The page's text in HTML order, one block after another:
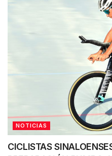
NOTICIAS
CICLISTAS